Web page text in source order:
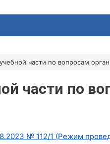
части по вопросам
части по
№ 112/1 (Режим